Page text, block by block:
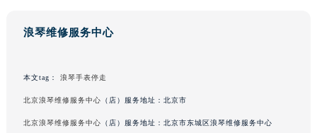
浪琴维修服务中心
本文tag： 浪琴手表停走
北京浪琴维修服务中心 （店）服务地址：北京市
北京浪琴维修服务中心 （店）服务地址：北京市东城区浪琴维修服务中心